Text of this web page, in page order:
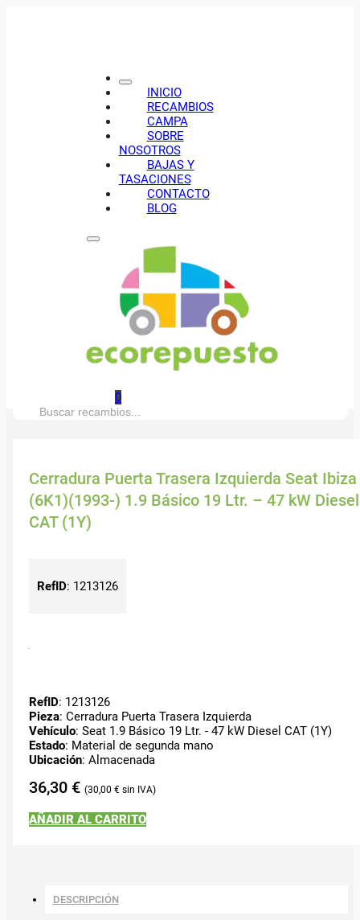
INICIO
RECAMBIOS
CAMPA
SOBRE
NOSOTROS
BAJAS Y
TASACIONES
CONTACTO
BLOG
0
Buscar:
Cerradura Puerta Trasera Izquierda Seat Ibiza
(6K1)(1993-) 1.9 Básico 19 Ltr. – 47 kW Diesel
CAT (1Y)
RefID: 1213126
RefID: 1213126
Pieza: Cerradura Puerta Trasera Izquierda
Vehículo: Seat 1.9 Básico 19 Ltr. - 47 kW Diesel CAT (1Y)
Estado: Material de segunda mano
Ubicación: Almacenada
36,30 € 30,00 €
AÑADIR AL CARRITO
DESCRIPCIÓN